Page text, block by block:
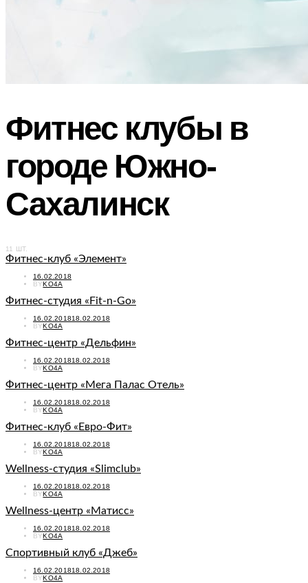
Фитнес клубы в
городе Южно-
Сахалинск
11 ШТ.
Фитнес-клуб «Элемент»
POSTED
ON
16.02.2018
BYKO4A
Фитнес-студия «Fit-n-Go»
POSTED
ON
16.02.201818.02.2018
BYKO4A
Фитнес-центр «Дельфин»
POSTED
ON
16.02.201818.02.2018
BYKO4A
Фитнес-центр «Мега Палас Отель»
POSTED
ON
16.02.201818.02.2018
BYKO4A
Фитнес-клуб «Евро-Фит»
POSTED
ON
16.02.201818.02.2018
BYKO4A
Wellness-студия «Slimclub»
POSTED
ON
16.02.201818.02.2018
BYKO4A
Wellness-центр «Матисс»
POSTED
ON
16.02.201818.02.2018
BYKO4A
Спортивный клуб «Джеб»
POSTED
ON
16.02.201818.02.2018
BYKO4A